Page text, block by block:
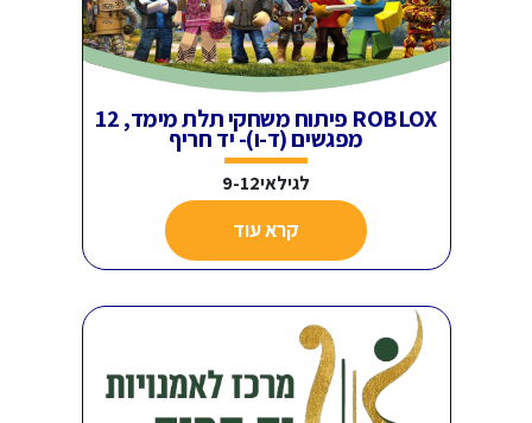
ROBLOX פיתוח משחקי תלת מימד, 12
מפגשים (ד-ו)- יד חריף
לגילאי9-12
קרא עוד